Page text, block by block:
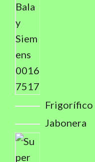
Frigorífico
Jabonera